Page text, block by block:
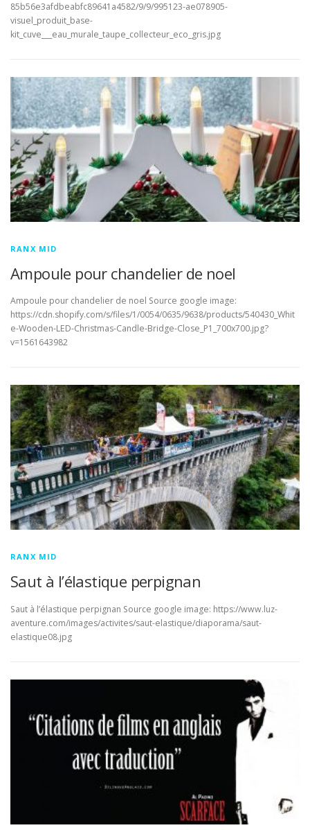
85b56e3afdbeabfc89641a4582/9/9/995123-ae078905-
visuel_produit_base-
kit_cuve___eau_murale_taupe_collecteur_eco_gris.jpg
RANX MID
Ampoule pour chandelier de noel
Ampoule pour chandelier de noel Source google image:
https://cdn.shopify.com/s/files/1/0054/0635/9638/products/540430_Whit
e-Wooden-LED-Christmas-Candle-Bridge-Close_P1_700x700.jpg?
v=1561643982
RANX MID
Saut à l’élastique perpignan
Saut à l’élastique perpignan Source google image: https://www.luz-
aventure.com/images/activites/saut-elastique/diaporama/saut-
elastique08.jpg